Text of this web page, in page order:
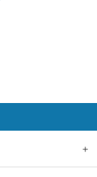
＋